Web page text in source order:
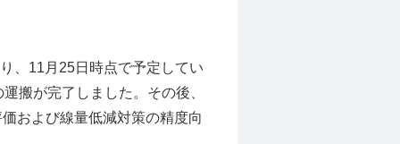
、11月25日時点で予定してい
搬が完了しました。その後、
および線量低減対策の精度向